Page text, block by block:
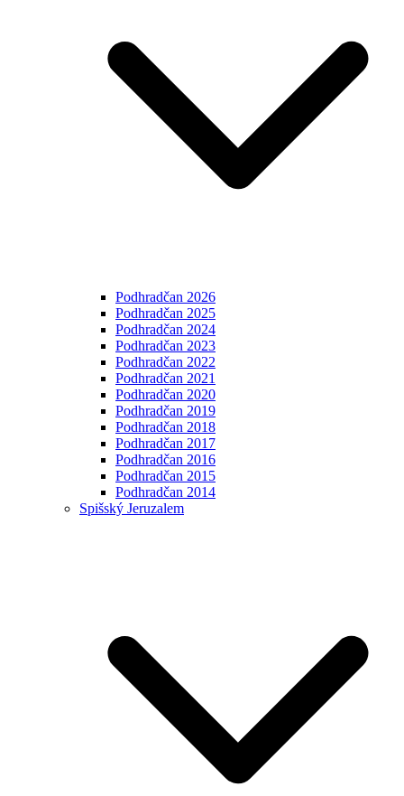
Podhradčan 2026
Podhradčan 2025
Podhradčan 2024
Podhradčan 2023
Podhradčan 2022
Podhradčan 2021
Podhradčan 2020
Podhradčan 2019
Podhradčan 2018
Podhradčan 2017
Podhradčan 2016
Podhradčan 2015
Podhradčan 2014
Spišský Jeruzalem